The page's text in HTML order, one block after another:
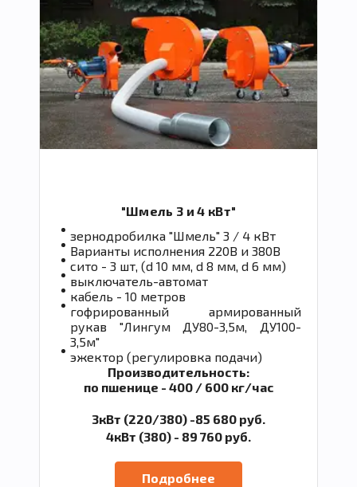
"Шмель 3 и 4 кВт"
зернодробилка "Шмель" 3 / 4 кВт
Варианты исполнения 220В и 380В
сито - 3 шт, (d 10 мм, d 8 мм, d 6 мм)
выключатель-автомат
кабель - 10 метров
гофрированный армированный
рукав "Лингум ДУ80-3,5м, ДУ100-
3,5м"
эжектор (регулировка подачи)
Производительность:
по пшенице - 400 / 600 кг/час
3кВт (220/380) -85 680 руб.
4кВт (380) - 89 760 руб.
Подробнее